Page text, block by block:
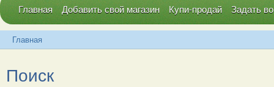
Главная Добавить свой магазин Купи-продай Задать
Главная
Поиск